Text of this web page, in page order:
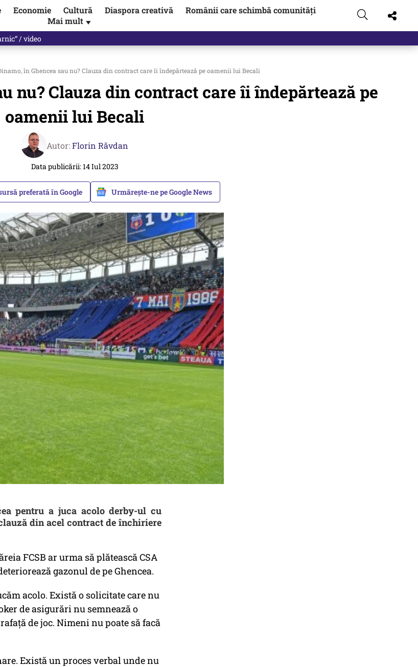
Economie Cultură Diaspora creativă
Românii care schimbă comunități
Mai mult ▼
/ video
în Ghencea sau nu? Clauza din contract care îi îndepărtează pe oamenii lui Becali
nu? Clauza din contract care îi îndepărtează pe
oamenii lui Becali
Autor:Florin Răvdan
Data publicării: 14 Iul 2023
preferată în Google Urmărește-ne pe Google News
pentru a juca acolo derby-ul cu
din acel contract de închiriere
FCSB ar urma să plătească CSA
gazonul de pe Ghencea.
acolo. Există o solicitate care nu
de asigurări nu semnează o
de joc. Nimeni nu poate să facă
Există un proces verbal unde nu